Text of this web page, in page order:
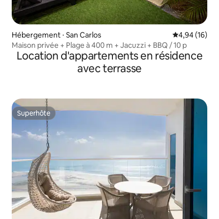
Hébergement ⋅ San Carlos Évaluation
4,94 (16)
Maison privée + Plage à 400 m + Jacuzzi + BBQ / 10 p
Location d'appartements en résidence
avec terrasse
Superhôte
Superhôte